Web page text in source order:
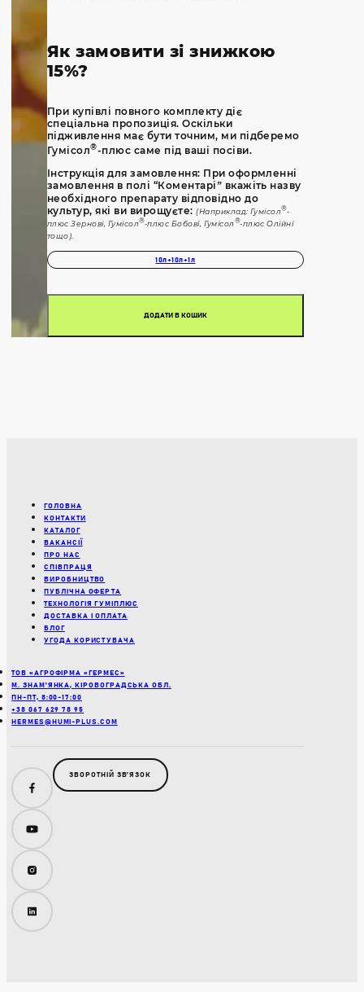
Як замовити зі знижкою
15%?
При купівлі повного комплекту діє
спеціальна пропозиція. Оскільки
підживлення має бути точним, ми підберемо
Гумісол®-плюс саме під ваші посіви.
Інструкція для замовлення: При оформленні
замовлення в полі “Коментарі” вкажіть назву
необхідного препарату відповідно до
культур, які ви вирощуєте:(Наприклад: Гумісол®-
плюс Зернові, Гумісол®-плюс Бобові, Гумісол®-плюс Олійні
тощо).
10л+10л+1л
ДОДАТИ В КОШИК
ГОЛОВНА
КОНТАКТИ
КАТАЛОГ
ВАКАНСІЇ
ПРО НАС
СПІВПРАЦЯ
ВИРОБНИЦТВО
ПУБЛІЧНА ОФЕРТА
ТЕХНОЛОГІЯ ГУМІПЛЮС
ДОСТАВКА І ОПЛАТА
БЛОГ
УГОДА КОРИСТУВАЧА
ТОВ «АГРОФІРМА «ГЕРМЕС»
М. ЗНАМ’ЯНКА, КІРОВОГРАДСЬКА ОБЛ.
ПН-ПТ, 8:00-17:00
+38 067 629 78 95
HERMES@HUMI-PLUS.COM
Facebook
YouTube
Instagram
LinkedIn
ЗВОРОТНІЙ ЗВʼЯЗОК